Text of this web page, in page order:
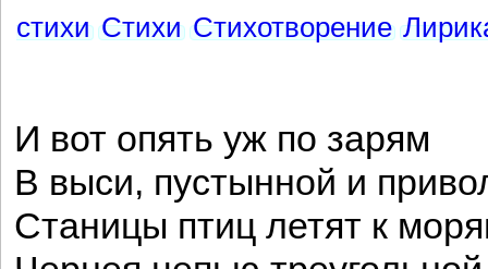
стихи Стихи Стихотворение
И вот опять уж по зарям
В выси, пустынной и
Станицы птиц летят к